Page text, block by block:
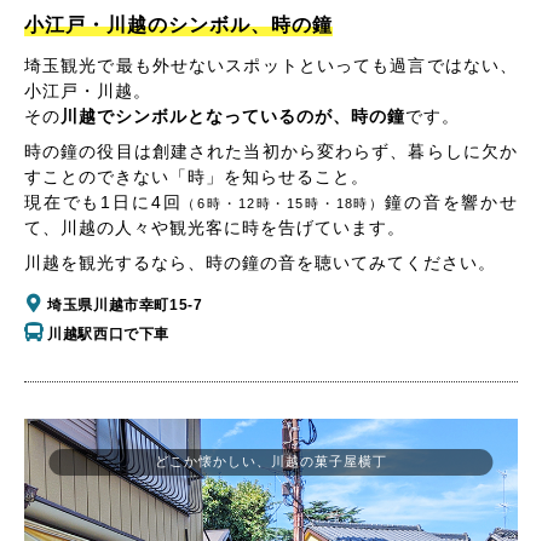
小江戸・川越のシンボル、時の鐘
埼玉観光で最も外せないスポットといっても過言ではない、
小江戸・川越。
その川越でシンボルとなっているのが、時の鐘です。
時の鐘の役目は創建された当初から変わらず、暮らしに欠か
すことのできない「時」を知らせること。
現在でも1日に4回
（6時・12時・15時・18時）鐘の音を響かせ
て、川越の人々や観光客に時を告げています。
川越を観光するなら、時の鐘の音を聴いてみてください。
埼玉県川越市幸町15-7
川越駅西口で下車
どこか懐かしい、川越の菓子屋横丁